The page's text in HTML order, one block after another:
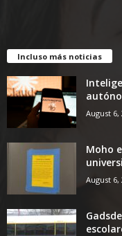
Incluso más noticias
August 6,
Moho
August 6,